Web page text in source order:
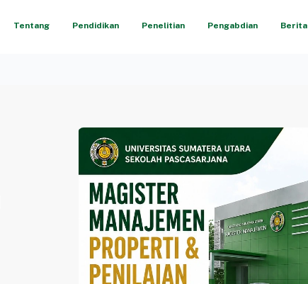
Tentang Pendidikan Penelitian Pengabdian Berita